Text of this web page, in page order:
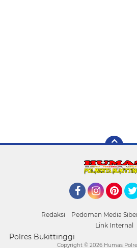
Redaksi Pedoman Media
Link Internal
Polres Bukittinggi
Copyright © 2026 Humas